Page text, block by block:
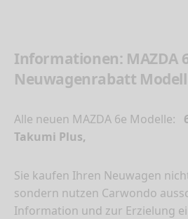
Informationen: MAZDA
Neuwagenrabatt Modell
Alle neuen MAZDA 6e Modelle:
Takumi Plus,
Sie kaufen Ihren Neuwagen
sondern nutzen Carwondo
Information und zur Erzielung